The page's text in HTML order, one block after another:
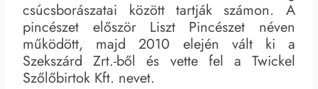
csúcsborászatai között tartják számon. A
pincészet először Liszt Pincészet néven
működött, majd 2010 elején vált ki a
Szekszárd Zrt.-ből és vette fel a Twickel
Szőlőbirtok Kft. nevet.